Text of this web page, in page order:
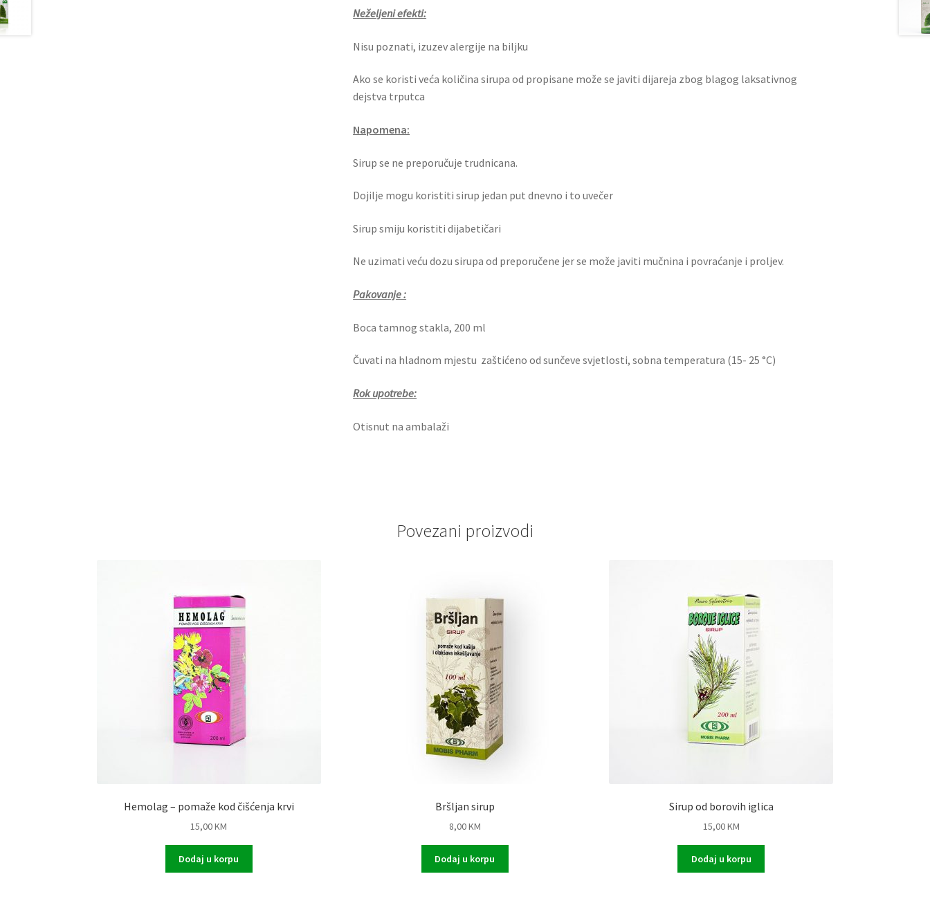
Neželjeni efekti:
Nisu poznati, izuzev alergije na biljku
Ako se koristi veća količina sirupa od propisane može se javiti dijareja zbog blagog laksativnog
dejstva trputca
Napomena:
Sirup se ne preporučuje trudnicana.
Dojilje mogu koristiti sirup jedan put dnevno i to uvečer
Sirup smiju koristiti dijabetičari
Ne uzimati veću dozu sirupa od preporučene jer se može javiti mučnina i povraćanje i proljev.
Pakovanje :
Boca tamnog stakla, 200 ml
Čuvati na hladnom mjestu zaštićeno od sunčeve svjetlosti, sobna temperatura (15- 25 °C)
Rok upotrebe:
Otisnut na ambalaži
Povezani proizvodi
Hemolag – pomaže kod čišćenja krvi
15,00KM
Dodaj u korpu
Bršljan sirup
8,00KM
Dodaj u korpu
Sirup od borovih iglica
15,00KM
Dodaj u korpu